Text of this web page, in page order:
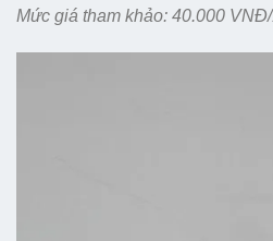
Mức giá tham khảo: 40.000